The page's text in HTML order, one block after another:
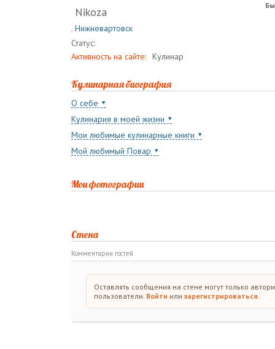
Nikoza
, Нижневартовск
Статус:
Активность на сайте: Кулинар
Кулинарная биография
О себе
Кулинария в моей жизни
Мои любимые кулинарные книги
Мой любимый Повар
Мои фотографии
Стена
Комментарии гостей
Оставлять сообщения на стене могут только
пользователи. Войти или зарегистрироваться.